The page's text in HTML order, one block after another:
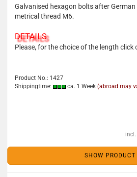
Galvanised hexagon bolts after
metrical thread M6.
DETAILS
Please, for the choice of the length click
Product No.: 1427
Shippingtime:
ca. 1 Week (abroad may
incl.
SHOW PRODUCT